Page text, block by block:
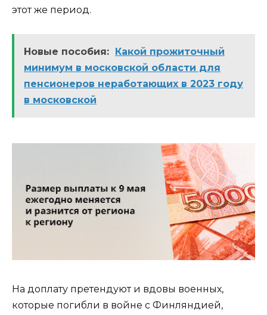
этот же период.
Новые пособия: Какой прожиточный
минимум в московской области для
пенсионеров неработающих в 2023 году
в московской
На доплату претендуют и вдовы военных,
которые погибли в войне с Финляндией,